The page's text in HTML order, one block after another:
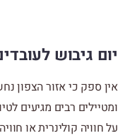
יום גיבוש
אין ספק כי אזור הצפון
ומטיילים רבים מגיעים
על חוויה קולינרית או